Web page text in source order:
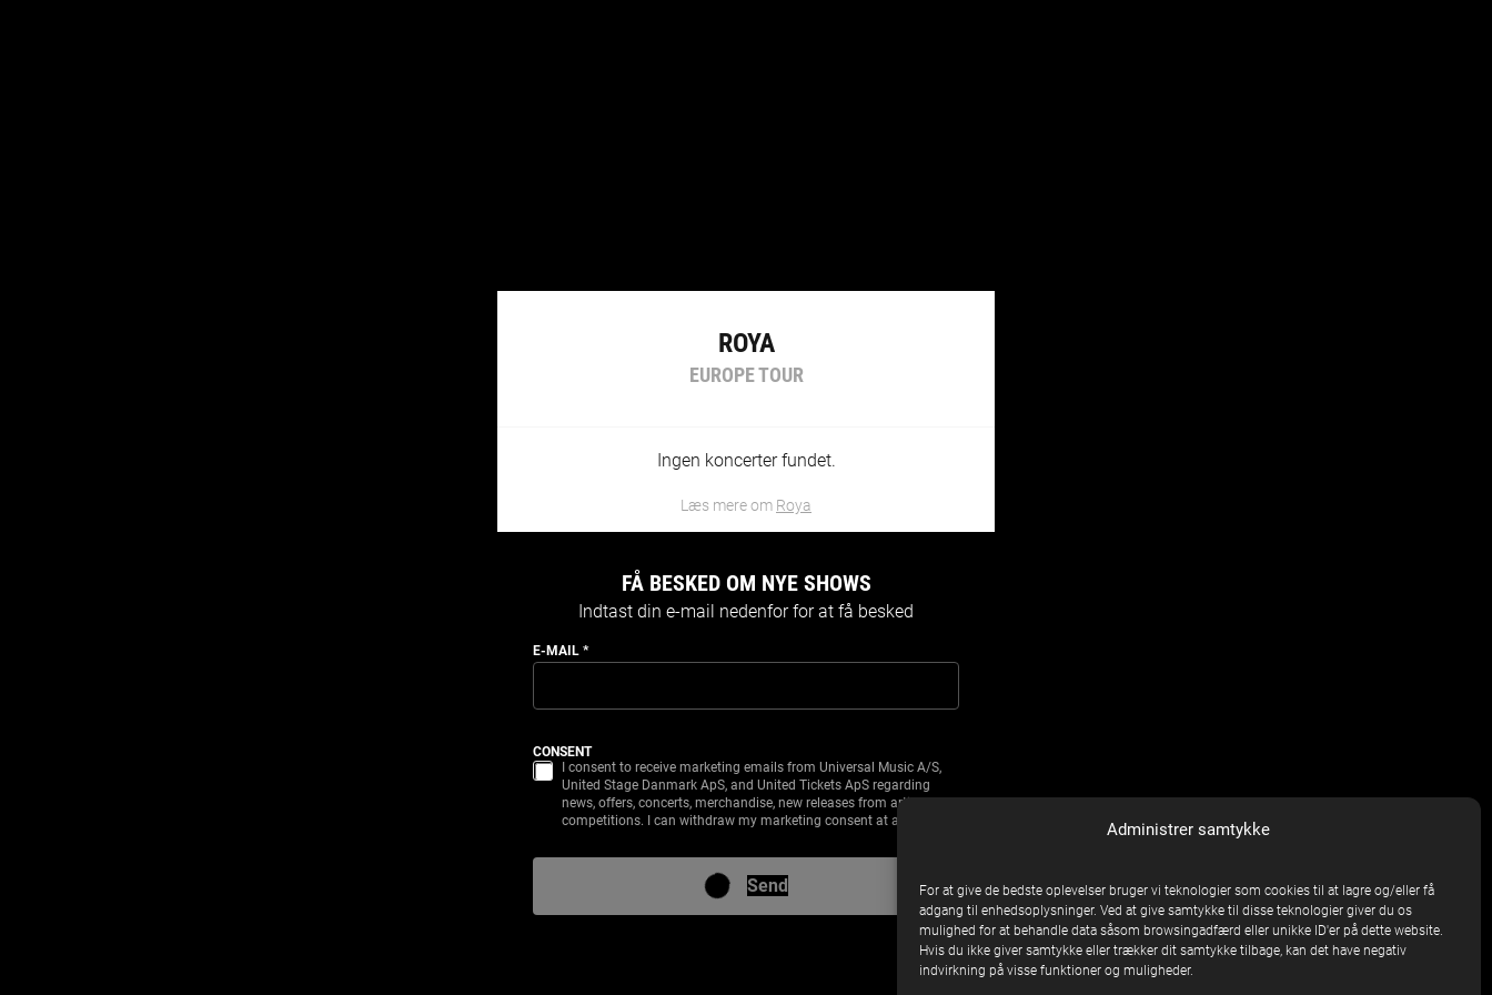
Administrer samtykke
For at give de bedste oplevelser bruger vi teknologier som cookies til at lagre og/eller få
adgang til enhedsoplysninger. Ved at give samtykke til disse teknologier giver du os
mulighed for at behandle data såsom browsingadfærd eller unikke ID'er på dette website.
Hvis du ikke giver samtykke eller trækker dit samtykke tilbage, kan det have negativ
indvirkning på visse funktioner og muligheder.
ROYA
EUROPE TOUR
Ingen koncerter fundet.
Læs mere om Roya
FÅ BESKED OM NYE SHOWS
Indtast din e-mail nedenfor for at få besked
E-MAIL *
CONSENT
I consent to receive marketing emails from Universal Music A/S,
United Stage Danmark ApS, and United Tickets ApS regarding
news, offers, concerts, merchandise, new releases from artists, and
competitions. I can withdraw my marketing consent at any time.
Send